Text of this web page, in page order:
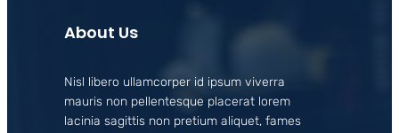
About Us
Nisl libero ullamcorper id ipsum viverra
mauris non pellentesque placerat lorem
lacinia sagittis non pretium aliquet, fames